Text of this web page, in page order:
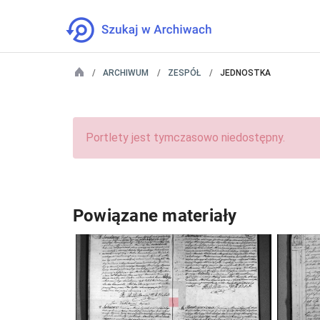
ARCHIWUM ZESPÓŁ JEDNOSTKA
Portlety jest tymczasowo niedostępny.
Powiązane materiały